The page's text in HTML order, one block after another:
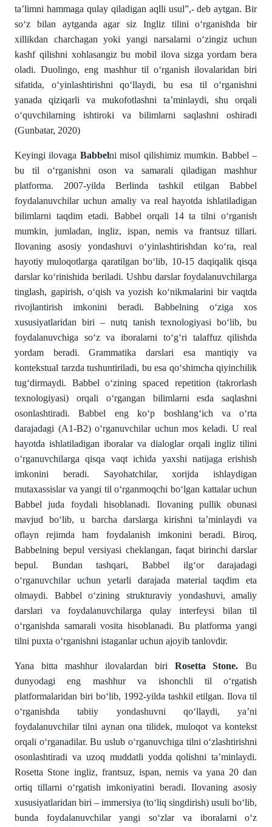
ta’limni hammaga qulay qiladigan aqlli usul”,- deb aytgan. Bir
so‘z bilan aytganda agar siz Ingliz tilini o‘rganishda bir
xillikdan charchagan yoki yangi narsalarni o‘zingiz uchun
kashf qilishni xohlasangiz bu mobil ilova sizga yordam bera
oladi. Duolingo, eng mashhur til o‘rganish ilovalaridan biri
sifatida, o‘yinlashtirishni qo‘llaydi, bu esa til o‘rganishni
yanada qiziqarli va mukofotlashni ta’minlaydi, shu orqali
o‘quvchilarning ishtiroki va bilimlarni saqlashni oshiradi
(Gunbatar, 2020)
Keyingi ilovaga Babbelni misol qilishimiz mumkin. Babbel –
bu til o‘rganishni oson va samarali qiladigan mashhur
platforma. 2007-yilda Berlinda tashkil etilgan Babbel
foydalanuvchilar uchun amaliy va real hayotda ishlatiladigan
bilimlarni taqdim etadi. Babbel orqali 14 ta tilni o‘rganish
mumkin, jumladan, ingliz, ispan, nemis va frantsuz tillari.
Ilovaning asosiy yondashuvi o‘yinlashtirishdan ko‘ra, real
hayotiy muloqotlarga qaratilgan bo‘lib, 10-15 daqiqalik qisqa
darslar ko‘rinishida beriladi. Ushbu darslar foydalanuvchilarga
tinglash, gapirish, o‘qish va yozish ko‘nikmalarini bir vaqtda
rivojlantirish imkonini beradi. Babbelning o‘ziga xos
xususiyatlaridan biri – nutq tanish texnologiyasi bo‘lib, bu
foydalanuvchiga so‘z va iboralarni to‘g‘ri talaffuz qilishda
yordam beradi. Grammatika darslari esa mantiqiy va
kontekstual tarzda tushuntiriladi, bu esa qo‘shimcha qiyinchilik
tug‘dirmaydi. Babbel o‘zining spaced repetition (takrorlash
texnologiyasi) orqali o‘rgangan bilimlarni esda saqlashni
osonlashtiradi. Babbel eng ko‘p boshlang‘ich va o‘rta
darajadagi (A1-B2) o‘rganuvchilar uchun mos keladi. U real
hayotda ishlatiladigan iboralar va dialoglar orqali ingliz tilini
o‘rganuvchilarga qisqa vaqt ichida yaxshi natijaga erishish
imkonini beradi. Sayohatchilar, xorijda ishlaydigan
mutaxassislar va yangi til o‘rganmoqchi bo‘lgan kattalar uchun
Babbel juda foydali hisoblanadi. Ilovaning pullik obunasi
mavjud bo‘lib, u barcha darslarga kirishni ta’minlaydi va
oflayn rejimda ham foydalanish imkonini beradi. Biroq,
Babbelning bepul versiyasi cheklangan, faqat birinchi darslar
bepul. Bundan tashqari, Babbel ilg‘or darajadagi
o‘rganuvchilar uchun yetarli darajada material taqdim eta
olmaydi. Babbel o‘zining strukturaviy yondashuvi, amaliy
darslari va foydalanuvchilarga qulay interfeysi bilan til
o‘rganishda samarali vosita hisoblanadi. Bu platforma yangi
tilni puxta o‘rganishni istaganlar uchun ajoyib tanlovdir.
Yana bitta mashhur ilovalardan biri Rosetta Stone. Bu
dunyodagi eng mashhur va ishonchli til o‘rgatish
platformalaridan biri bo‘lib, 1992-yilda tashkil etilgan. Ilova til
o‘rganishda tabiiy yondashuvni qo‘llaydi, ya’ni
foydalanuvchilar tilni aynan ona tilidek, muloqot va kontekst
orqali o‘rganadilar. Bu uslub o‘rganuvchiga tilni o‘zlashtirishni
osonlashtiradi va uzoq muddatli yodda qolishni ta’minlaydi.
Rosetta Stone ingliz, frantsuz, ispan, nemis va yana 20 dan
ortiq tillarni o‘rgatish imkoniyatini beradi. Ilovaning asosiy
xususiyatlaridan biri – immersiya (to‘liq singdirish) usuli bo‘lib,
bunda foydalanuvchilar yangi so‘zlar va iboralarni o‘z